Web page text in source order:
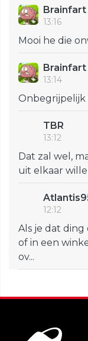
Brainfart
13:16
Mooi he die
Brainfart
13:14
Onbegrijpelijk
TBR
13:12
Dat zal wel,
uit elkaar
12:12
Als je dat
of in een
ov...